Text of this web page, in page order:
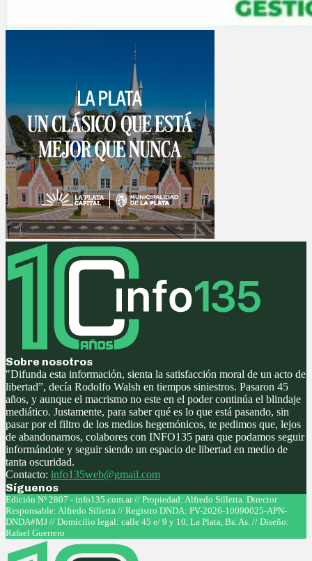
Sobre nosotros
"Difunda esta información, sienta la satisfacción moral de un acto de
libertad”, decía Rodolfo Walsh en tiempos siniestros. Pasaron 45
años, y aunque el macrismo no este en el poder continúa el blindaje
mediático. Justamente, para saber qué es lo que está pasando, sin
pasar por el filtro de los medios hegemónicos, te pedimos que, lejos
de abandonarnos, colabores con INFO135 para que podamos seguir
informándote y seguir siendo un espacio de libertad en medio de
tanta oscuridad.
Contacto: info135web@gmail.com
Síguenos
Facebook
Twitter
Instagram
Youtube
Edición Nº 2807 - info135.com.ar // Propiedad: Alfredo Silletta. Director
Responsable: Alfredo Silletta // Registro DNDA: PV-2026-10090025-APN-
DNDA#MJ // Domicilio legal: calle 45 e/ 9 y 10, La Plata, Bs. As. // Diseño:
Rafael Guerrero